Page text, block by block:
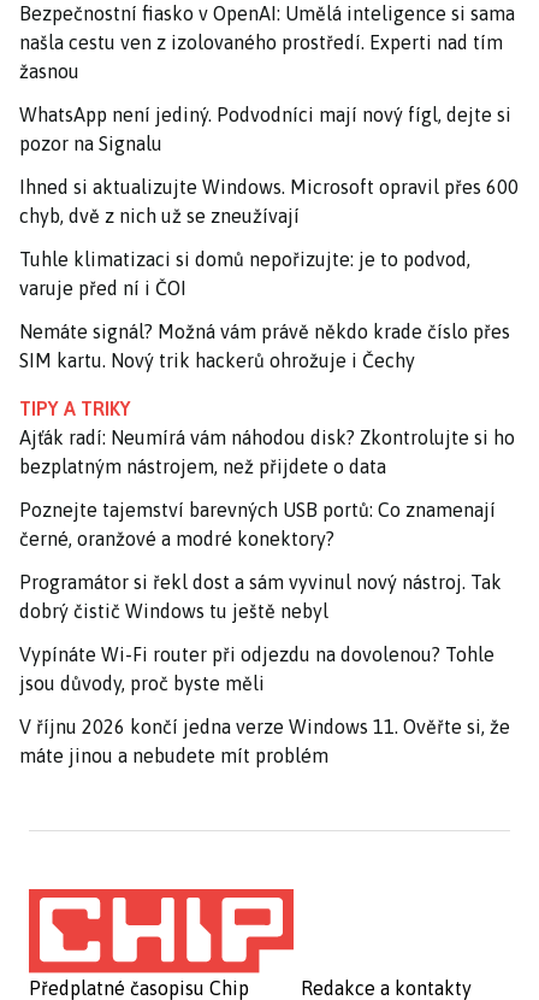
Bezpečnostní fiasko v OpenAI: Umělá inteligence si sama
našla cestu ven z izolovaného prostředí. Experti nad tím
žasnou
WhatsApp není jediný. Podvodníci mají nový fígl, dejte si
pozor na Signalu
Ihned si aktualizujte Windows. Microsoft opravil přes 600
chyb, dvě z nich už se zneužívají
Tuhle klimatizaci si domů nepořizujte: je to podvod,
varuje před ní i ČOI
Nemáte signál? Možná vám právě někdo krade číslo přes
SIM kartu. Nový trik hackerů ohrožuje i Čechy
TIPY A TRIKY
Ajťák radí: Neumírá vám náhodou disk? Zkontrolujte si ho
bezplatným nástrojem, než přijdete o data
Poznejte tajemství barevných USB portů: Co znamenají
černé, oranžové a modré konektory?
Programátor si řekl dost a sám vyvinul nový nástroj. Tak
dobrý čistič Windows tu ještě nebyl
Vypínáte Wi-Fi router při odjezdu na dovolenou? Tohle
jsou důvody, proč byste měli
V říjnu 2026 končí jedna verze Windows 11. Ověřte si, že
máte jinou a nebudete mít problém
Předplatné časopisu Chip
Redakce a kontakty